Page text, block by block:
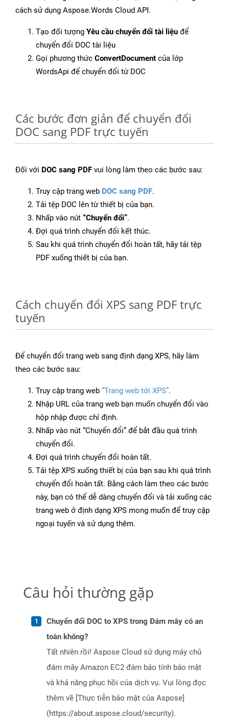
cách sử dụng Aspose.Words Cloud API.
Tạo đối tượng Yêu cầu chuyển đổi tài liệu để
chuyển đổi DOC tài liệu
Gọi phương thức ConvertDocument của lớp
WordsApi để chuyển đổi từ DOC
Các bước đơn giản để chuyển đổi
DOC sang PDF trực tuyến
Đối với DOC sang PDF vui lòng làm theo các bước sau:
Truy cập trang web DOC sang PDF.
Tải tệp DOC lên từ thiết bị của bạn.
Nhấp vào nút “Chuyển đổi”.
Đợi quá trình chuyển đổi kết thúc.
Sau khi quá trình chuyển đổi hoàn tất, hãy tải tệp
PDF xuống thiết bị của bạn.
Cách chuyển đổi XPS sang PDF trực
tuyến
Để chuyển đổi trang web sang định dạng XPS, hãy làm
theo các bước sau:
Truy cập trang web “Trang web tới XPS”.
Nhập URL của trang web bạn muốn chuyển đổi vào
hộp nhập được chỉ định.
Nhấp vào nút “Chuyển đổi” để bắt đầu quá trình
chuyển đổi.
Đợi quá trình chuyển đổi hoàn tất.
Tải tệp XPS xuống thiết bị của bạn sau khi quá trình
chuyển đổi hoàn tất. Bằng cách làm theo các bước
này, bạn có thể dễ dàng chuyển đổi và tải xuống các
trang web ở định dạng XPS mong muốn để truy cập
ngoại tuyến và sử dụng thêm.
Câu hỏi thường gặp
Chuyển đổi DOC to XPS trong Đám mây có an
toàn không?
Tất nhiên rồi! Aspose Cloud sử dụng máy chủ
đám mây Amazon EC2 đảm bảo tính bảo mật
và khả năng phục hồi của dịch vụ. Vui lòng đọc
thêm về [Thực tiễn bảo mật của Aspose]
(https://about.aspose.cloud/security).